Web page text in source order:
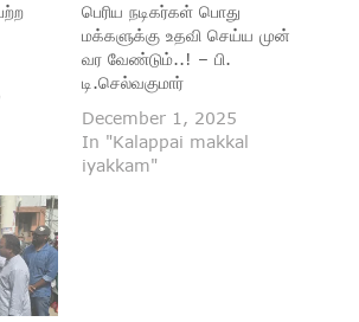
பெரிய நடிகர்கள் பொது
மக்களுக்கு உதவி செய்ய முன்
வர வேண்டும்..! – பி.
டி.செல்வகுமார்
December 1, 2025
In "Kalappai makkal
iyakkam"